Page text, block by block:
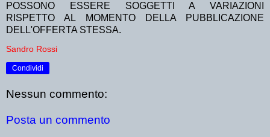
POSSONO ESSERE SOGGETTI A VARIAZIONI
RISPETTO AL MOMENTO DELLA PUBBLICAZIONE
DELL'OFFERTA STESSA.
Sandro Rossi
Condividi
Nessun commento:
Posta un commento